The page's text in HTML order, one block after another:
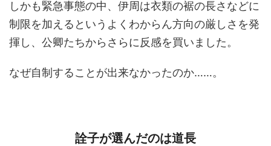
しかも緊急事態の中、伊周は衣類の裾の長さなどに
制限を加えるというよくわからん方向の厳しさを発
揮し、公卿たちからさらに反感を買いました。
なぜ自制することが出来なかったのか……。
詮子が選んだのは道長